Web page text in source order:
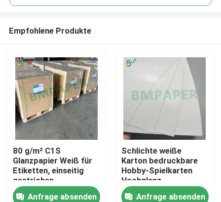
Empfohlene Produkte
80 g/m² C1S
Glanzpapier Weiß für
Etiketten, einseitig
gestrichen
Anfrage absenden
Schlichte weiße
Karton bedruckbare
Hobby-Spielkarten
Hochglanz
Anfrage absenden